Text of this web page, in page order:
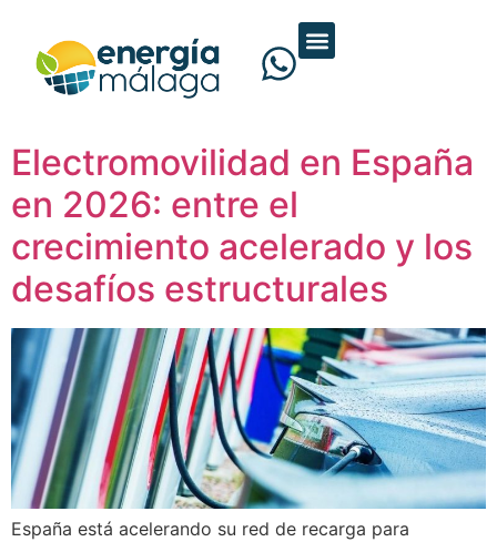
Electromovilidad en España
en 2026: entre el
crecimiento acelerado y los
desafíos estructurales
España está acelerando su red de recarga para